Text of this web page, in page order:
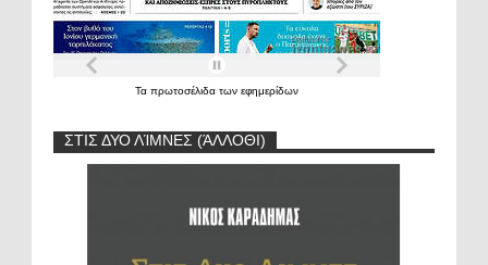
Τα πρωτοσέλιδα των εφημερίδων
ΣΤΙΣ ΔΥΟ ΛΊΜΝΕΣ (ΆΛΛΟΘΙ)